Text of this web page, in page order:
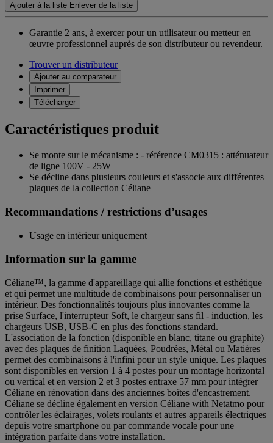
Ajouter à la liste Enlever de la liste
Garantie 2 ans, à exercer pour un utilisateur ou metteur en
œuvre professionnel auprès de son distributeur ou revendeur.
Trouver un distributeur
Ajouter au comparateur
Imprimer
Télécharger
Caractéristiques produit
Se monte sur le mécanisme : - référence CM0315 : atténuateur
de ligne 100V - 25W
Se décline dans plusieurs couleurs et s'associe aux différentes
plaques de la collection Céliane
Recommandations / restrictions d’usages
Usage en intérieur uniquement
Information sur la gamme
Céliane™, la gamme d'appareillage qui allie fonctions et esthétique
et qui permet une multitude de combinaisons pour personnaliser un
intérieur. Des fonctionnalités toujours plus innovantes comme la
prise Surface, l'interrupteur Soft, le chargeur sans fil - induction, les
chargeurs USB, USB-C en plus des fonctions standard.
L'association de la fonction (disponible en blanc, titane ou graphite)
avec des plaques de finition Laquées, Poudrées, Métal ou Matières
permet des combinaisons à l'infini pour un style unique. Les plaques
sont disponibles en version 1 à 4 postes pour un montage horizontal
ou vertical et en version 2 et 3 postes entraxe 57 mm pour intégrer
Céliane en rénovation dans des anciennes boîtes d'encastrement.
Céliane se décline également en version Céliane with Netatmo pour
contrôler les éclairages, volets roulants et autres appareils électriques
depuis votre smartphone ou par commande vocale pour une
intégration parfaite dans votre installation.